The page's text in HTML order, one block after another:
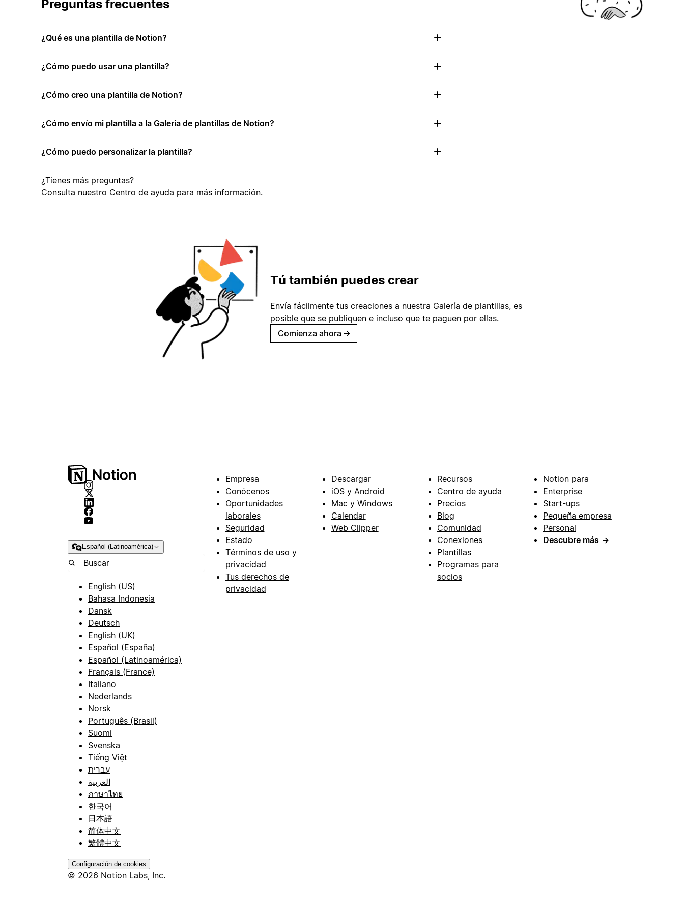
Preguntas frecuentes
¿Qué es una plantilla de Notion?
¿Cómo puedo usar una plantilla?
¿Cómo creo una plantilla de Notion?
¿Cómo envío mi plantilla a la Galería de plantillas de Notion?
¿Cómo puedo personalizar la plantilla?
¿Tienes más preguntas?
Consulta nuestro Centro de ayuda para más información.
Tú también puedes crear
Envía fácilmente tus creaciones a nuestra Galería de plantillas, es
posible que se publiquen e incluso que te paguen por ellas.
Comienza ahora →
Español (Latinoamérica)
English (US)
Bahasa Indonesia
Dansk
Deutsch
English (UK)
Español (España)
Español (Latinoamérica)
Français (France)
Italiano
Nederlands
Norsk
Português (Brasil)
Suomi
Svenska
Tiếng Việt
עברית
العربية
ภาษาไทย
한국어
日本語
简体中文
繁體中文
Configuración de cookies
© 2026 Notion Labs, Inc.
Empresa
Conócenos
Oportunidades
laborales
Seguridad
Estado
Términos de uso y
privacidad
Tus derechos de
privacidad
Descargar
iOS y Android
Mac y Windows
Calendar
Web Clipper
Recursos
Centro de ayuda
Precios
Blog
Comunidad
Conexiones
Plantillas
Programas para
socios
Notion para
Enterprise
Start-ups
Pequeña empresa
Personal
Descubre más →